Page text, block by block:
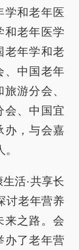
学和老年医
和老年医学
老年学和老
、中国老年
游分会、
会、中国宜
办，与会嘉
活·共享长
讨老年营养
来之路。会
办了老年营